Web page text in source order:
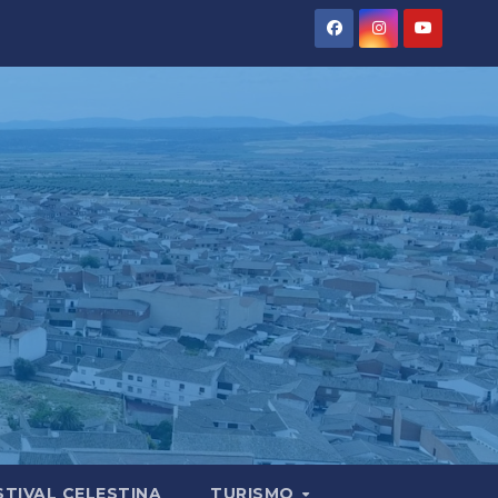
CELESTINA TURISMO